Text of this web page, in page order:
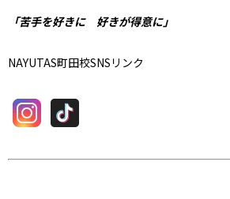
「苦手を好きに 好きが得意に」
NAYUTAS町田校SNSリンク